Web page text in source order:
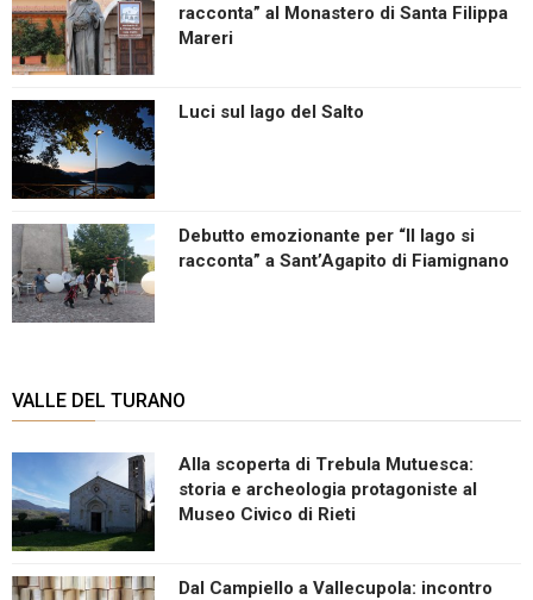
racconta” al Monastero di Santa Filippa
Mareri
Luci sul lago del Salto
Debutto emozionante per “Il lago si
racconta” a Sant’Agapito di Fiamignano
VALLE DEL TURANO
Alla scoperta di Trebula Mutuesca:
storia e archeologia protagoniste al
Museo Civico di Rieti
Dal Campiello a Vallecupola: incontro